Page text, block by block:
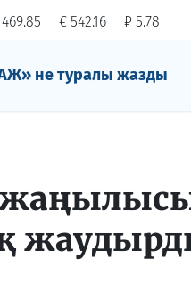
€ 542.16 ₽ 5.78
не туралы жазды